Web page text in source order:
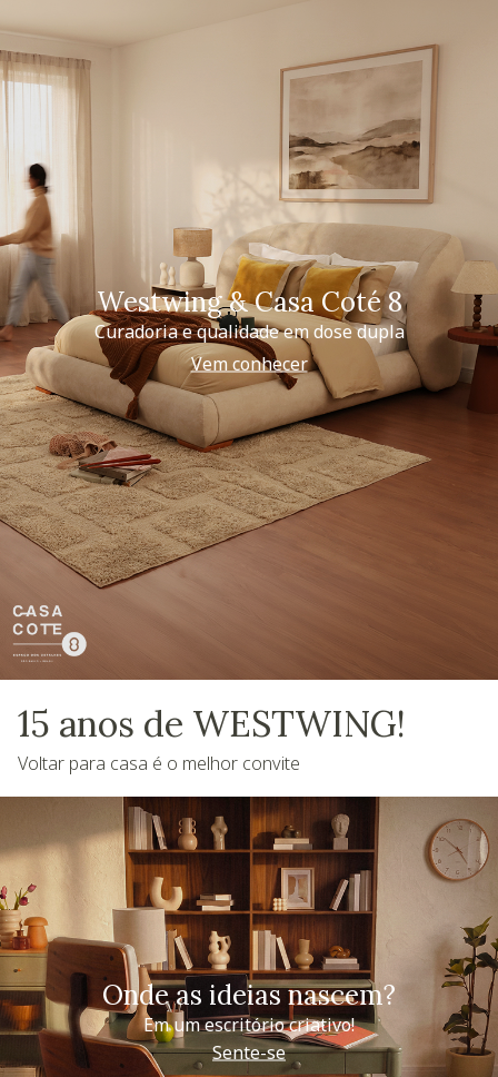
Westwing & Casa Coté 8
Curadoria e qualidade em dose dupla
Vem conhecer
15 anos de WESTWING!
Voltar para casa é o melhor convite
Onde as ideias nascem?
Em um escritório criativo!
Sente-se